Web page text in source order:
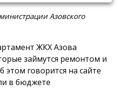
Азовского
ЖКХ Азова
займутся ремонтом и
этом говорится на сайте
в бюджете